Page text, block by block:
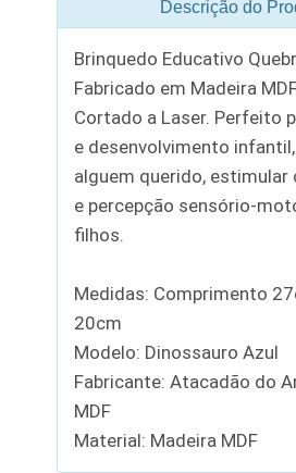
Descrição do
Brinquedo Educativo
Fabricado em Madeira
Cortado a Laser. Perfeito
e desenvolvimento
alguem querido, estimular
e percepção sensório-
filhos.
Medidas: Comprimento
20cm
Modelo: Dinossauro Azul
Fabricante: Atacadão do
MDF
Material: Madeira MDF